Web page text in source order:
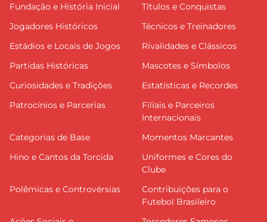
Fundação e História Inicial
Títulos e Conquistas
Jogadores Históricos
Técnicos e Treinadores
Estádios e Locais de Jogos
Rivalidades e Clássicos
Partidas Históricas
Mascotes e Símbolos
Curiosidades e Tradições
Estatísticas e Recordes
Patrocínios e Parcerias
Filiais e Parceiros
Internacionais
Categorias de Base
Momentos Marcantes
Hino e Cantos da Torcida
Uniformes e Cores do
Clube
Polêmicas e Controvérsias
Contribuições para o
Futebol Brasileiro